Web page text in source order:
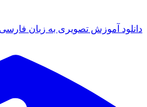
آموزش تصویری به زبان فارسی -